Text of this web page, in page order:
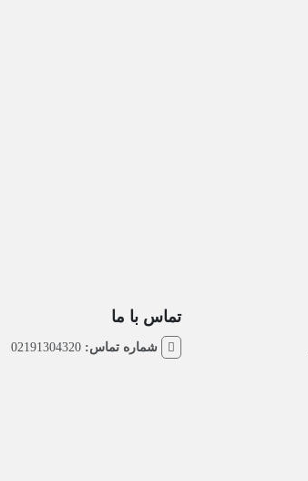
تماس با ما
شماره تماس: 02191304320